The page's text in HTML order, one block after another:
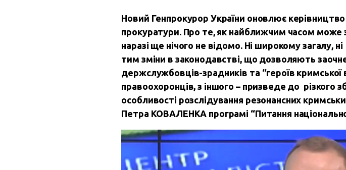
Новий Генпрокурор України оновлює керівництво
прокуратури. Про те, як найближчим часом може
наразі ще нічого не відомо. Ні широкому загалу,
тим зміни в законодавстві, що дозволяють
держслужбовців-зрадників та “героїв
правоохоронців, з іншого – призведе до різкого
особливості розслідування резонансних
Петра КОВАЛЕНКА програмі “Питання